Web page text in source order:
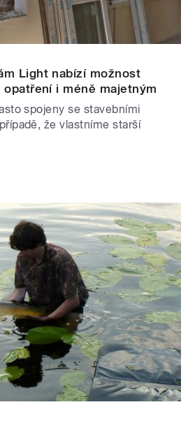
Light nabízí možnost
i méně majetným
spojeny se stavebními
že vlastníme starší